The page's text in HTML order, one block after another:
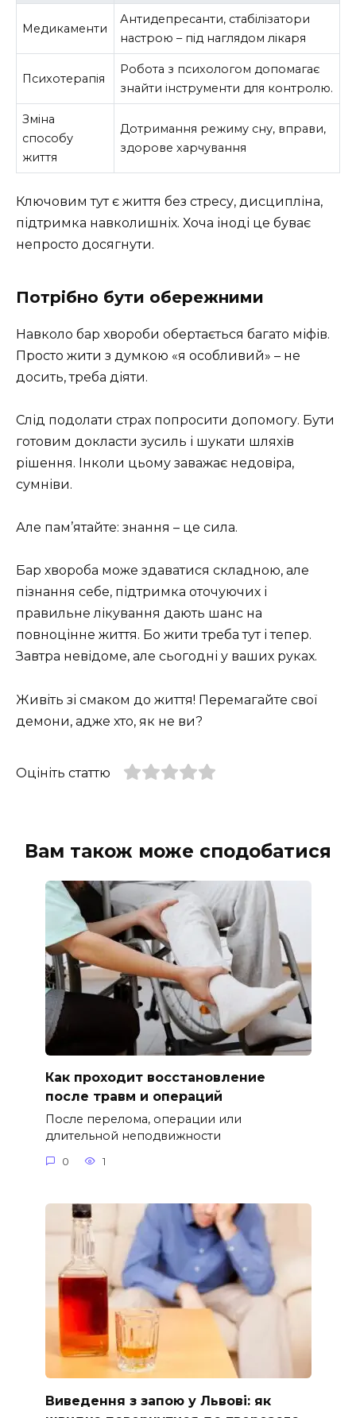
Медикаменти
Антидепресанти, стабілізатори
настрою – під наглядом лікаря
Психотерапія
Робота з психологом допомагає
знайти інструменти для контролю.
Зміна
способу
життя
Дотримання режиму сну, вправи,
здорове харчування
Ключовим тут є життя без стресу, дисципліна,
підтримка навколишніх. Хоча іноді це буває
непросто досягнути.
Потрібно бути обережними
Навколо бар хвороби обертається багато міфів.
Просто жити з думкою «я особливий» – не
досить, треба діяти.
Слід подолати страх попросити допомогу. Бути
готовим докласти зусиль і шукати шляхів
рішення. Інколи цьому заважає недовіра,
сумніви.
Але пам’ятайте: знання – це сила.
Бар хвороба може здаватися складною, але
пізнання себе, підтримка оточуючих і
правильне лікування дають шанс на
повноцінне життя. Бо жити треба тут і тепер.
Завтра невідоме, але сьогодні у ваших руках.
Живіть зі смаком до життя! Перемагайте свої
демони, адже хто, як не ви?
Оцініть статтю
Вам також може сподобатися
Как проходит восстановление
после травм и операций
После перелома, операции или
длительной неподвижности
0 1
Виведення з запою у Львові: як